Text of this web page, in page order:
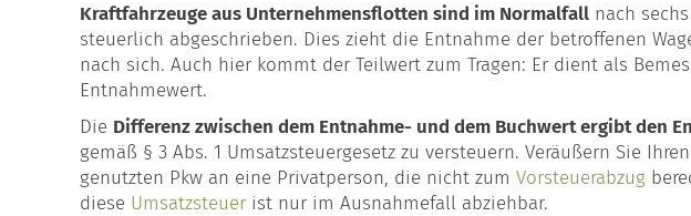
Kraftfahrzeuge aus Unternehmensflotten sind im Normalfall nach
steuerlich abgeschrieben. Dies zieht die Entnahme der betroffenen
nach sich. Auch hier kommt der Teilwert zum Tragen: Er dient als
Entnahmewert.
Die Differenz zwischen dem Entnahme- und dem Buchwert ergibt den
gemäß § 3 Abs. 1 Umsatzsteuergesetz zu versteuern. Veräußern Sie
genutzten Pkw an eine Privatperson, die nicht zum Vorsteuerabzug
diese Umsatzsteuer ist nur im Ausnahmefall abziehbar.